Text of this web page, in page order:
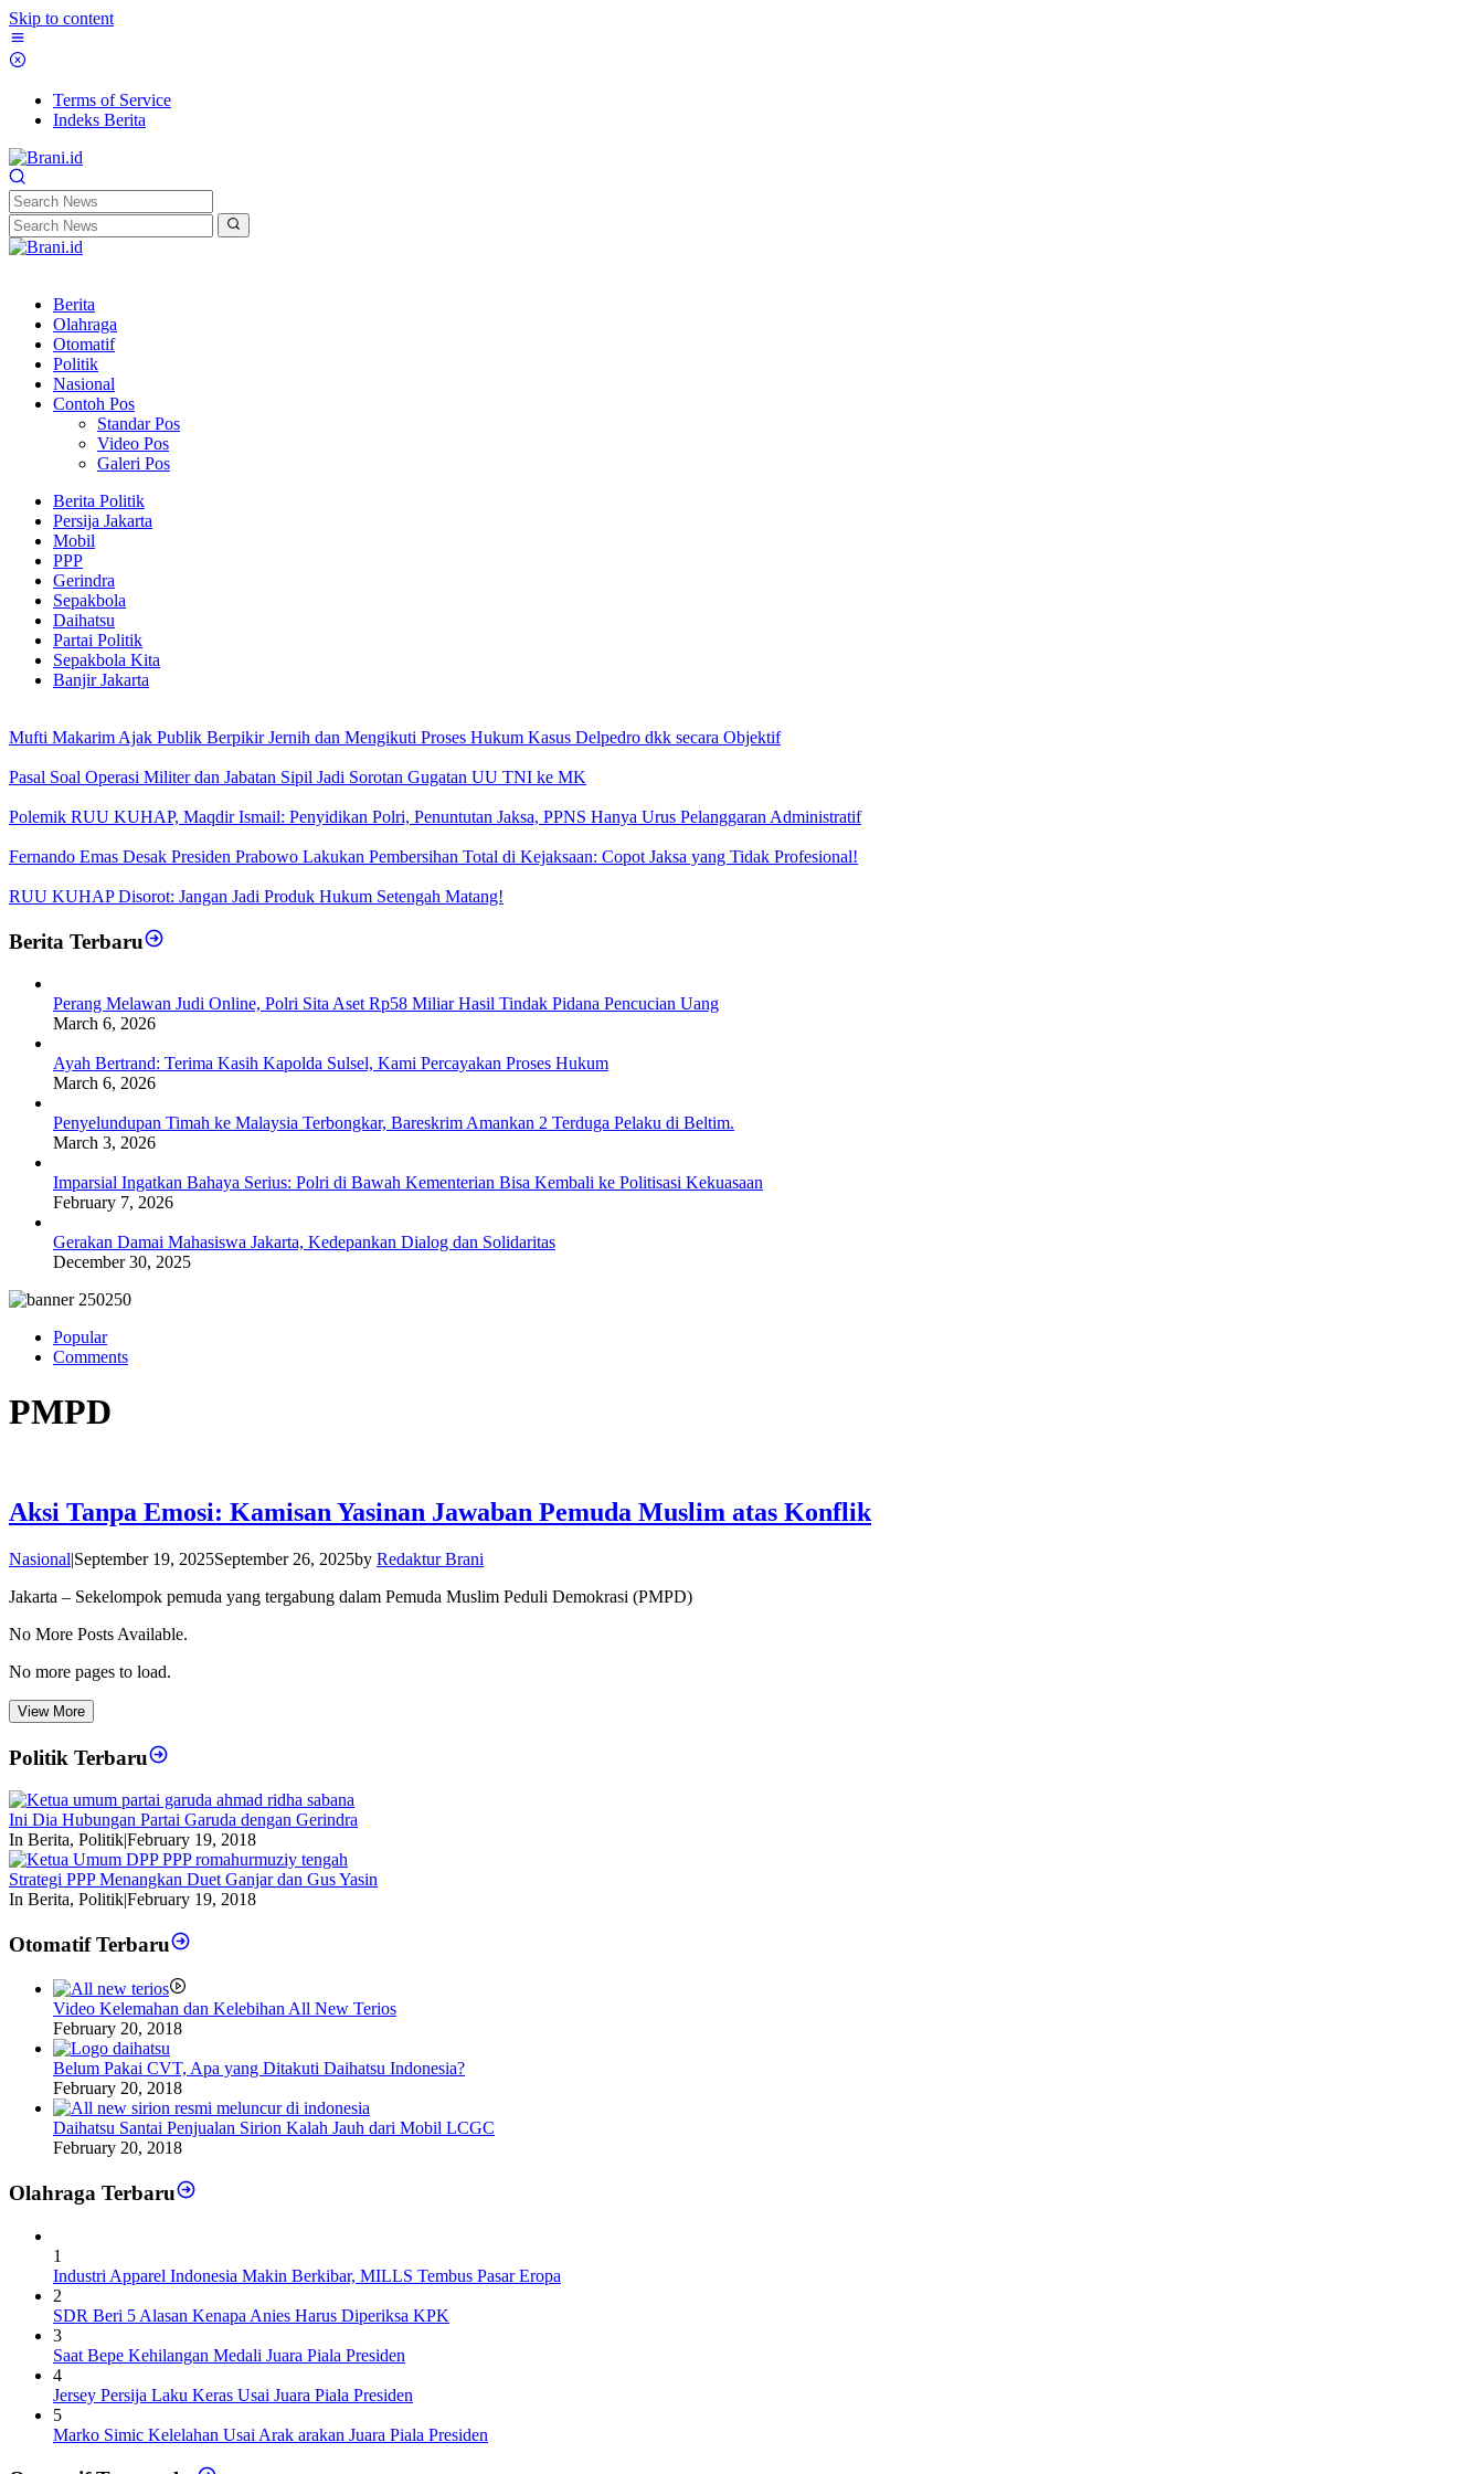
Skip to content
Terms of Service
Indeks Berita
Berita
Olahraga
Otomatif
Politik
Nasional
Contoh Pos
Standar Pos
Video Pos
Galeri Pos
Berita Politik
Persija Jakarta
Mobil
PPP
Gerindra
Sepakbola
Daihatsu
Partai Politik
Sepakbola Kita
Banjir Jakarta
Mufti Makarim Ajak Publik Berpikir Jernih dan Mengikuti Proses Hukum Kasus Delpedro dkk secara Objektif
Pasal Soal Operasi Militer dan Jabatan Sipil Jadi Sorotan Gugatan UU TNI ke MK
Polemik RUU KUHAP, Maqdir Ismail: Penyidikan Polri, Penuntutan Jaksa, PPNS Hanya Urus Pelanggaran Administratif
Fernando Emas Desak Presiden Prabowo Lakukan Pembersihan Total di Kejaksaan: Copot Jaksa yang Tidak Profesional!
RUU KUHAP Disorot: Jangan Jadi Produk Hukum Setengah Matang!
Berita Terbaru
Perang Melawan Judi Online, Polri Sita Aset Rp58 Miliar Hasil Tindak Pidana Pencucian Uang
March 6, 2026
Ayah Bertrand: Terima Kasih Kapolda Sulsel, Kami Percayakan Proses Hukum
March 6, 2026
Penyelundupan Timah ke Malaysia Terbongkar, Bareskrim Amankan 2 Terduga Pelaku di Beltim.
March 3, 2026
Imparsial Ingatkan Bahaya Serius: Polri di Bawah Kementerian Bisa Kembali ke Politisasi Kekuasaan
February 7, 2026
Gerakan Damai Mahasiswa Jakarta, Kedepankan Dialog dan Solidaritas
December 30, 2025
Popular
Comments
PMPD
Aksi Tanpa Emosi: Kamisan Yasinan Jawaban Pemuda Muslim atas Konflik
Nasional|September 19, 2025September 26, 2025by Redaktur Brani
Jakarta – Sekelompok pemuda yang tergabung dalam Pemuda Muslim Peduli Demokrasi (PMPD)
No More Posts Available.
No more pages to load.
View More
Politik Terbaru
Ini Dia Hubungan Partai Garuda dengan Gerindra
In Berita, Politik|February 19, 2018
Strategi PPP Menangkan Duet Ganjar dan Gus Yasin
In Berita, Politik|February 19, 2018
Otomatif Terbaru
Video Kelemahan dan Kelebihan All New Terios
February 20, 2018
Belum Pakai CVT, Apa yang Ditakuti Daihatsu Indonesia?
February 20, 2018
Daihatsu Santai Penjualan Sirion Kalah Jauh dari Mobil LCGC
February 20, 2018
Olahraga Terbaru
1
Industri Apparel Indonesia Makin Berkibar, MILLS Tembus Pasar Eropa
2
SDR Beri 5 Alasan Kenapa Anies Harus Diperiksa KPK
3
Saat Bepe Kehilangan Medali Juara Piala Presiden
4
Jersey Persija Laku Keras Usai Juara Piala Presiden
5
Marko Simic Kelelahan Usai Arak arakan Juara Piala Presiden